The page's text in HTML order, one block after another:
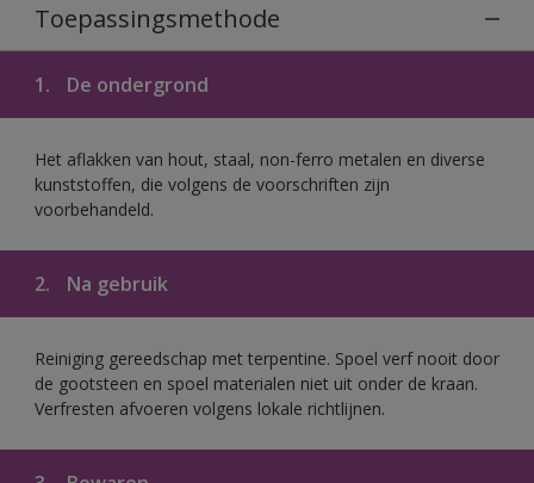
Toepassingsmethode
1. De ondergrond
Het aflakken van hout, staal, non-ferro metalen en diverse
kunststoffen, die volgens de voorschriften zijn
voorbehandeld.
2. Na gebruik
Reiniging gereedschap met terpentine. Spoel verf nooit door
de gootsteen en spoel materialen niet uit onder de kraan.
Verfresten afvoeren volgens lokale richtlijnen.